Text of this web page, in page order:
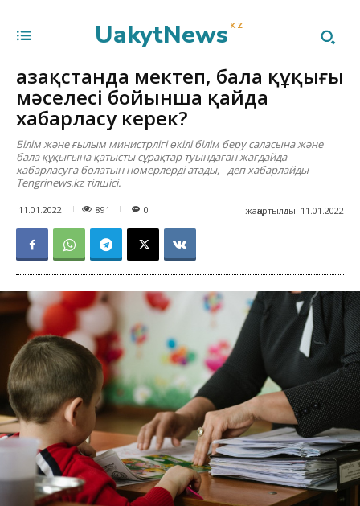
UakytNews KZ
Қазақстанда мектеп, бала құқығы
мәселесі бойынша қайда
хабарласу керек?
Білім және ғылым министрлігі өкілі білім беру саласына және
бала құқығына қатысты сұрақтар туындаған жағдайда
хабарласуға болатын номерлерді атады, - деп хабарлайды
Tengrinews.kz тілшісі.
11.01.2022 891 жаңартылды: 11.01.2022
0